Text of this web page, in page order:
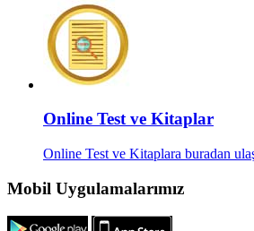
Online Test ve Kitaplar
Online Test ve Kitaplara buradan
Mobil Uygulamalarımız